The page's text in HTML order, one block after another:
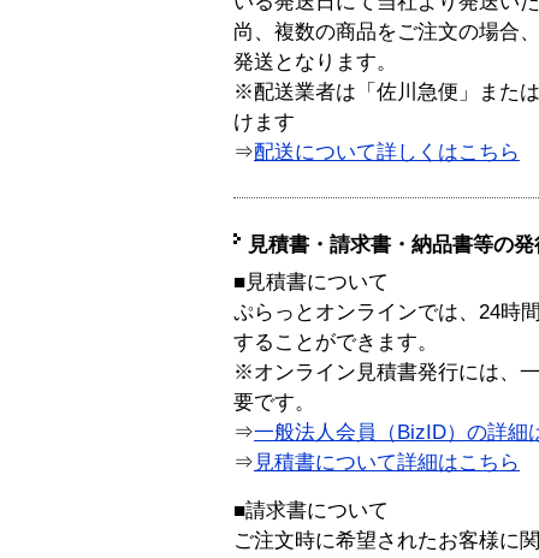
尚、複数の商品をご注文の場合
発送となります。
※配送業者は「佐川急便」また
けます
⇒配送について詳しくはこちら
見積書・請求書・納品書等の
■見積書について
ぷらっとオンラインでは、24時
することができます。
※オンライン見積書発行には、
要です。
⇒一般法人会員（BizID）の詳細
⇒ 見積書について詳細はこちら
■請求書について
ご注文時に希望されたお客様に